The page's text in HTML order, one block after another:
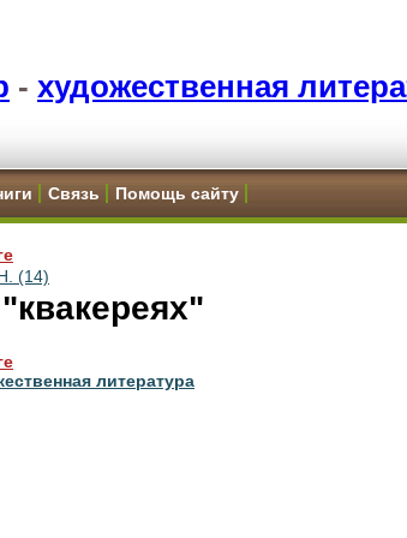
- художественная
Связь Помощь сайту
(14)
литература